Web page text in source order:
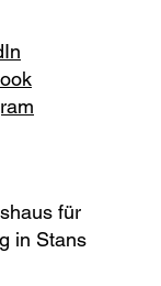
für
in Stans